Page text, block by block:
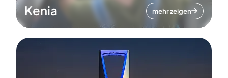
Kenia mehr zeigen